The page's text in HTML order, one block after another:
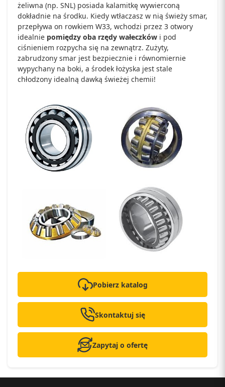
żeliwna (np. SNL) posiada kalamitkę wywierconą
dokładnie na środku. Kiedy wtłaczasz w nią świeży smar,
przepływa on rowkiem W33, wchodzi przez 3 otwory
idealnie pomiędzy oba rzędy wałeczków i pod
ciśnieniem rozpycha się na zewnątrz. Zużyty,
zabrudzony smar jest bezpiecznie i równomiernie
wypychany na boki, a środek łożyska jest stale
chłodzony idealną dawką świeżej chemii!
Pobierz katalog
Skontaktuj się
Zapytaj o ofertę